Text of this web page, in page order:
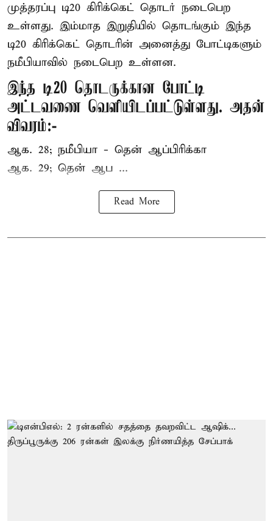
முத்தரப்பு டி20 கிரிக்கெட் தொடர் நடைபெற
உள்ளது. இம்மாத இறுதியில் தொடங்கும் இந்த
டி20 கிரிக்கெட் தொடரின் அனைத்து போட்டிகளும்
நமீபியாவில் நடைபெற உள்ளன.
இந்த டி20 தொடருக்கான போட்டி
அட்டவணை வெளியிடப்பட்டுள்ளது. அதன்
விவரம்:-
ஆக. 28; நமீபியா - தென் ஆப்பிரிக்கா
ஆக. 29; தென் ஆப ...
Read More